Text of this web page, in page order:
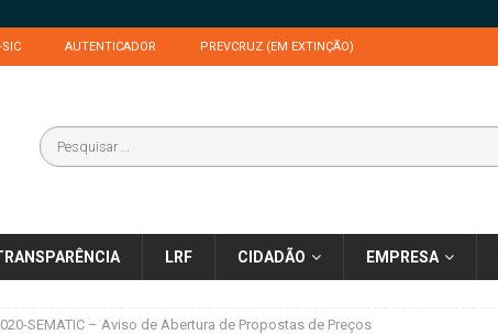
SIC AUTENTICADOR PREVCRUZ (EM EXTINÇÃO)
LRF CIDADÃO EMPRESA
SEMATIC – Aviso de Abertura de Propostas de Preços